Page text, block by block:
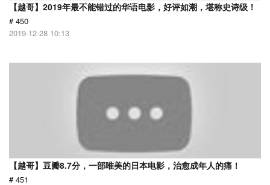
【越哥】2019年最不能错过的华语电影，好评如潮，堪称史诗级！
# 450
2019-12-28 10:13
【越哥】豆瓣8.7分，一部唯美的日本电影，治愈成年人的痛！
# 451